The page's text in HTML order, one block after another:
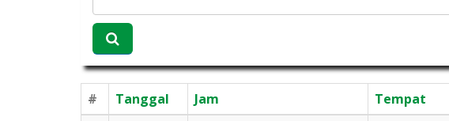
# Tanggal Jam Tempat